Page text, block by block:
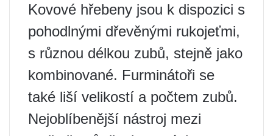
Kovové hřebeny jsou k dispozici s
pohodlnými dřevěnými rukojeťmi,
s různou délkou zubů, stejně jako
kombinované. Furminátoři se
také liší velikostí a počtem zubů.
Nejoblíbenější nástroj mezi